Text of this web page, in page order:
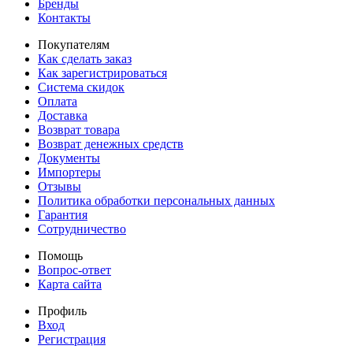
Бренды
Контакты
Покупателям
Как сделать заказ
Как зарегистрироваться
Система скидок
Оплата
Доставка
Возврат товара
Возврат денежных средств
Документы
Импортеры
Отзывы
Политика обработки персональных данных
Гарантия
Сотрудничество
Помощь
Вопрос-ответ
Карта сайта
Профиль
Вход
Регистрация